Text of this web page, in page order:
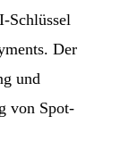
Schlüssel
Der
und
von Spot-